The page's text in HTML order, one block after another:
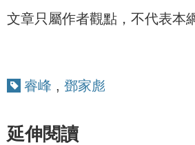
文章只屬作者觀點，不代表本
睿峰 , 鄧家彪
延伸閱讀